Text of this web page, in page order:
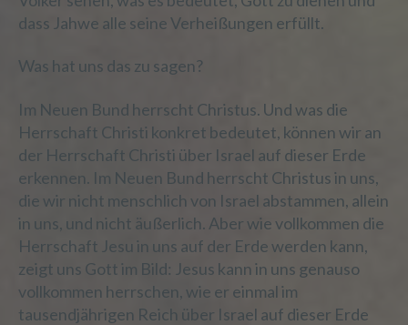
dass Jahwe alle seine Verheißungen erfüllt.
Was hat uns das zu sagen?
Im Neuen Bund herrscht Christus. Und was die
Herrschaft Christi konkret bedeutet, können wir an
der Herrschaft Christi über Israel auf dieser Erde
erkennen. Im Neuen Bund herrscht Christus in uns,
die wir nicht menschlich von Israel abstammen, allein
in uns, und nicht äußerlich. Aber wie vollkommen die
Herrschaft Jesu in uns auf der Erde werden kann,
zeigt uns Gott im Bild: Jesus kann in uns genauso
vollkommen herrschen, wie er einmal im
tausendjährigen Reich über Israel auf dieser Erde
Unionsrecht oder dem Recht der
Mitgliedstaaten vorgesehen werden.
h) Auftragsverarbeiter
Auftragsverarbeiter ist eine natürliche oder
juristische Person, Behörde, Einrichtung
oder andere Stelle, die personenbezogene
Daten im Auftrag des Verantwortlichen
verarbeitet.
i) Empfänger